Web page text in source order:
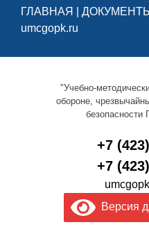
ГЛАВНАЯ ДОКУМЕНТЫ
umcgopk.ru
"Учебно-
обороне,
безопасности
+7
+7
Версия